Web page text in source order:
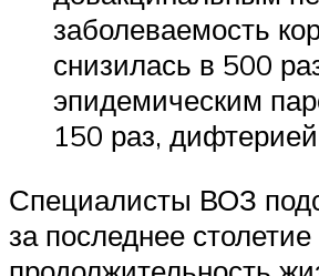
заболеваемость
снизилась в 500
эпидемическим
150 раз,
Специалисты ВОЗ
за последнее столетие